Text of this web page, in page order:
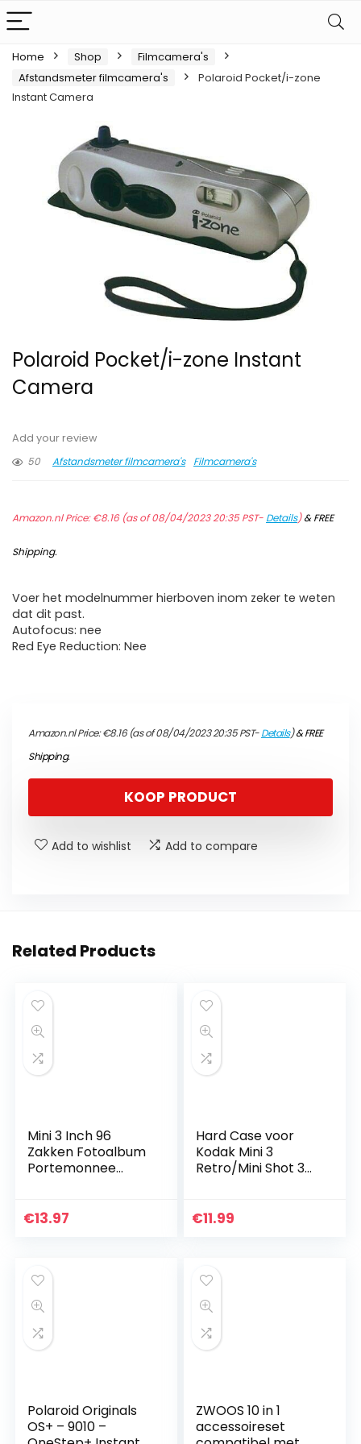
Home Shop
Filmcamera's
Afstandsmeter filmcamera's
Polaroid Pocket/i-zone
Instant Camera
Polaroid Pocket/i-zone Instant
Camera
Add your review
50
Afstandsmeter filmcamera's Filmcamera's
Amazon.nl Price:€8.16(as of 08/04/2023 20:35 PST- Details)&FREE
Shipping.
Voer het modelnummer hierboven inom zeker te weten
dat dit past.
Autofocus: nee
Red Eye Reduction: Nee
Amazon.nl Price:€8.16(as of 08/04/2023 20:35 PST-Details)&FREE
Shipping.
KOOP PRODUCT
Add to wishlist Add to compare
Related Products
Mini 3 Inch 96
Zakken Fotoalbum
Portemonnee
25 7s 50 90
€13.97
Hard Case voor
Kodak Mini 3
Retro/Mini Shot 3
Printer van Aenllosi.
€11.99
Polaroid Originals
OS+ – 9010 –
ZWOOS 10 in 1
accessoireset